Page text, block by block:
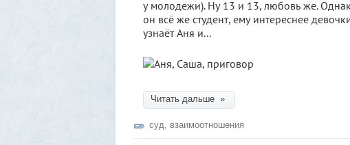
у молодежи). Ну 13 и 13, любовь же.
он всё же студент, ему интереснее
узнаёт Аня и...
Читать дальше »
суд, взаимоотношения